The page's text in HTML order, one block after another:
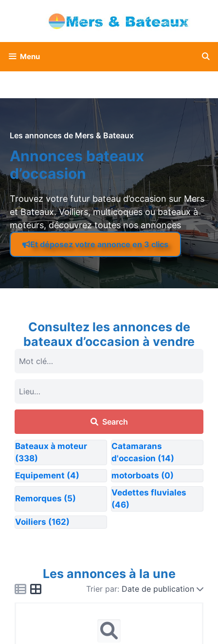
Menu
Les annonces de Mers & Bateaux
Annonces bateaux
d’occasion
Trouvez votre futur bateau d’occasion sur Mers
et Bateaux. Voiliers, multicoques ou bateaux à
moteurs, découvrez toutes nos annonces
Et déposez votre annonce en 3 clics
Consultez les annonces de
bateaux d’occasion à vendre
Search
Bateaux à moteur
(338)
Catamarans
d'occasion (14)
Equipement (4) motorboats (0)
Remorques (5)
Vedettes fluviales
(46)
Voiliers (162)
Les annonces à la une
Trier par: Date de publication